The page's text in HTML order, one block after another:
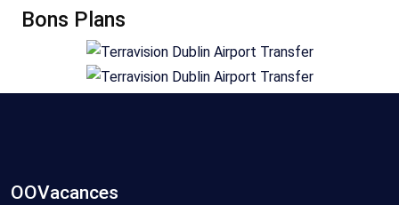
Bons Plans
OOVacances